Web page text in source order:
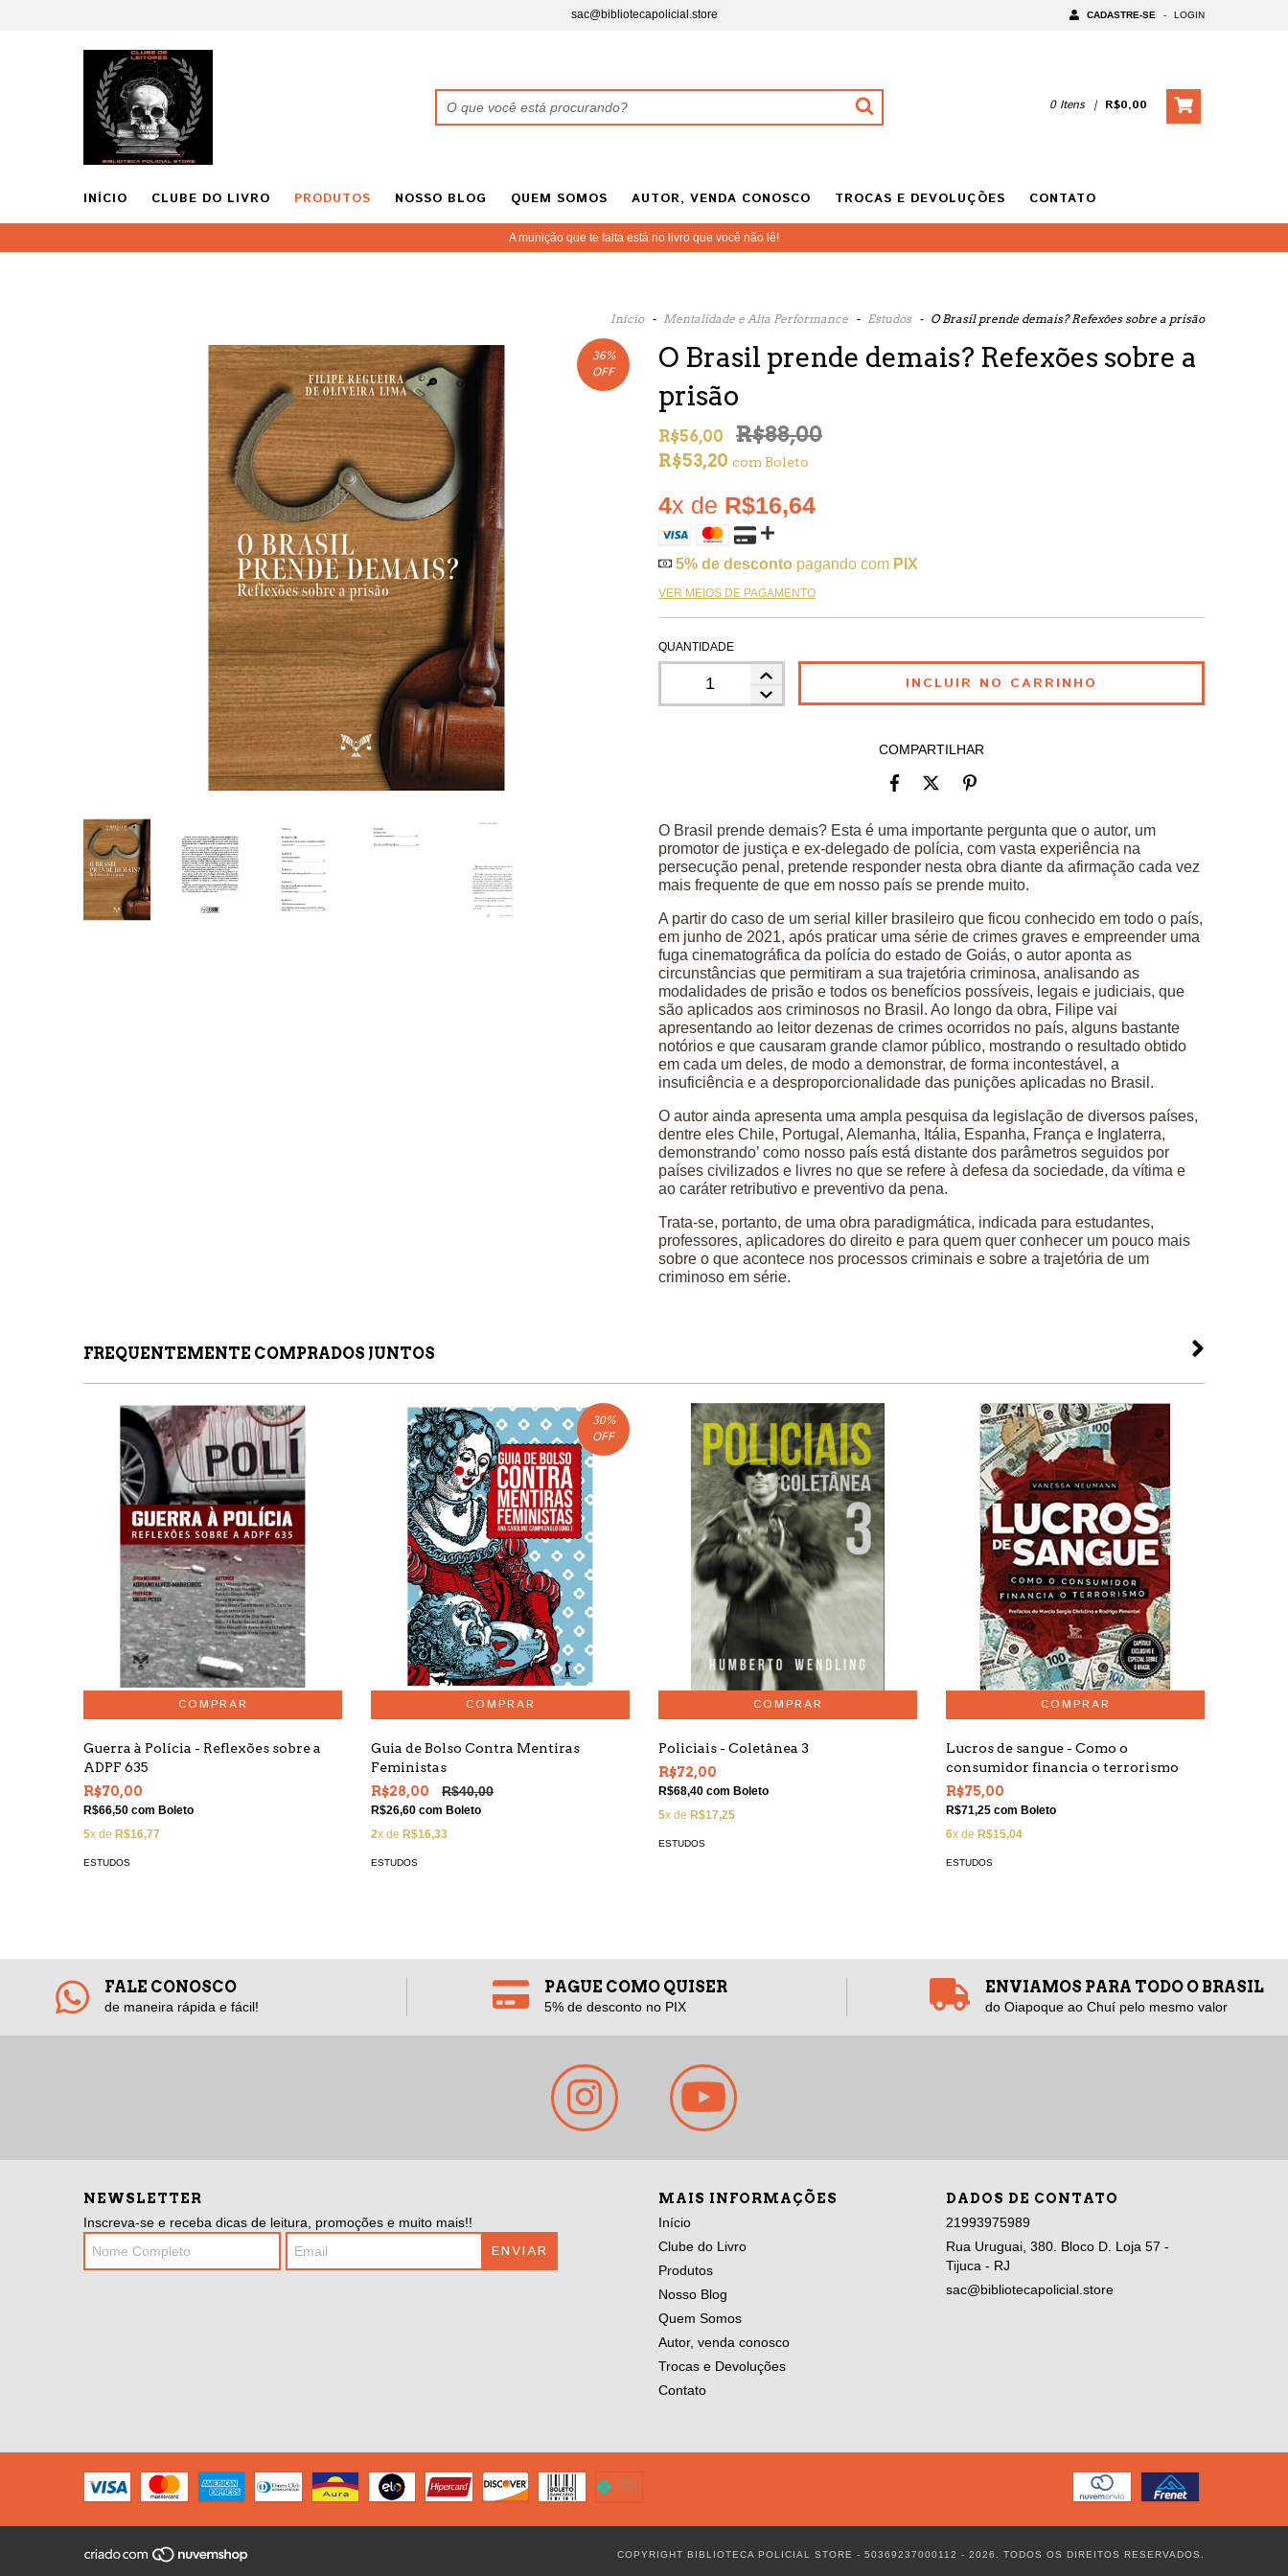
sac@bibliotecapolicial.store CADASTRE-SE - LOGIN
0 Itens | R$0,00
INÍCIO CLUBE DO LIVRO PRODUTOS NOSSO BLOG QUEM SOMOS AUTOR, VENDA CONOSCO TROCAS E DEVOLUÇÕES CONTATO
A munição que te falta está no livro que você não lê!
Início - Mentalidade e Alta Performance - Estudos - O Brasil prende demais? Refexões sobre a prisão
36%
OFF
O Brasil prende demais? Refexões sobre a
prisão
R$56,00 R$88,00
R$53,20 com Boleto
4x de R$16,64
5% de desconto pagando com PIX
VER MEIOS DE PAGAMENTO
QUANTIDADE
COMPARTILHAR
O Brasil prende demais? Esta é uma importante pergunta que o autor, um
promotor de justiça e ex-delegado de polícia, com vasta experiência na
persecução penal, pretende responder nesta obra diante da afirmação cada vez
mais frequente de que em nosso país se prende muito.
A partir do caso de um serial killer brasileiro que ficou conhecido em todo o país,
em junho de 2021, após praticar uma série de crimes graves e empreender uma
fuga cinematográfica da polícia do estado de Goiás, o autor aponta as
circunstâncias que permitiram a sua trajetória criminosa, analisando as
modalidades de prisão e todos os benefícios possíveis, legais e judiciais, que
são aplicados aos criminosos no Brasil. Ao longo da obra, Filipe vai
apresentando ao leitor dezenas de crimes ocorridos no país, alguns bastante
notórios e que causaram grande clamor público, mostrando o resultado obtido
em cada um deles, de modo a demonstrar, de forma incontestável, a
insuficiência e a desproporcionalidade das punições aplicadas no Brasil.
O autor ainda apresenta uma ampla pesquisa da legislação de diversos países,
dentre eles Chile, Portugal, Alemanha, Itália, Espanha, França e Inglaterra,
demonstrando’ como nosso país está distante dos parâmetros seguidos por
países civilizados e livres no que se refere à defesa da sociedade, da vítima e
ao caráter retributivo e preventivo da pena.
Trata-se, portanto, de uma obra paradigmática, indicada para estudantes,
professores, aplicadores do direito e para quem quer conhecer um pouco mais
sobre o que acontece nos processos criminais e sobre a trajetória de um
criminoso em série.
FREQUENTEMENTE COMPRADOS JUNTOS
Guerra à Polícia - Reflexões sobre a
ADPF 635
R$70,00
R$66,50 com Boleto
5x de R$16,77
ESTUDOS
30%
OFF
Guia de Bolso Contra Mentiras
Feministas
R$28,00
R$40,00
R$26,60 com Boleto
2x de R$16,33
ESTUDOS
Policiais - Coletânea 3
R$72,00
R$68,40 com Boleto
5x de R$17,25
ESTUDOS
Lucros de sangue - Como o
consumidor financia o terrorismo
R$75,00
R$71,25 com Boleto
6x de R$15,04
ESTUDOS
FALE CONOSCO
de maneira rápida e fácil!
PAGUE COMO QUISER
5% de desconto no PIX
ENVIAMOS PARA TODO O BRASIL
do Oiapoque ao Chuí pelo mesmo valor
NEWSLETTER
Inscreva-se e receba dicas de leitura, promoções e muito mais!!
MAIS INFORMAÇÕES
Início
Clube do Livro
Produtos
Nosso Blog
Quem Somos
Autor, venda conosco
Trocas e Devoluções
Contato
DADOS DE CONTATO
21993975989
Rua Uruguai, 380. Bloco D. Loja 57 -
Tijuca - RJ
sac@bibliotecapolicial.store
COPYRIGHT BIBLIOTECA POLICIAL STORE - 50369237000112 - 2026. TODOS OS DIREITOS RESERVADOS.